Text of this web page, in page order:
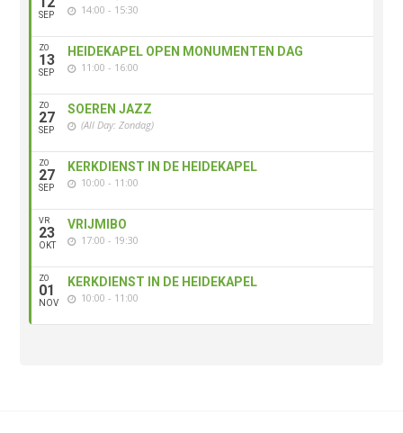
SEP 14:00 - 15:30
ZO
13
SEP
HEIDEKAPEL OPEN MONUMENTEN DAG
11:00 - 16:00
ZO
27
SEP
SOEREN JAZZ
(All Day: Zondag)
ZO
27
SEP
KERKDIENST IN DE HEIDEKAPEL
10:00 - 11:00
VR
23
OKT
VRIJMIBO
17:00 - 19:30
ZO
01
NOV
KERKDIENST IN DE HEIDEKAPEL
10:00 - 11:00